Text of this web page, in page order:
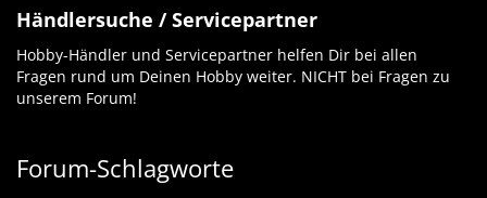
Händlersuche / Servicepartner
Hobby-Händler und Servicepartner helfen Dir bei allen
Fragen rund um Deinen Hobby weiter. NICHT bei Fragen zu
unserem Forum!
Forum-Schlagworte